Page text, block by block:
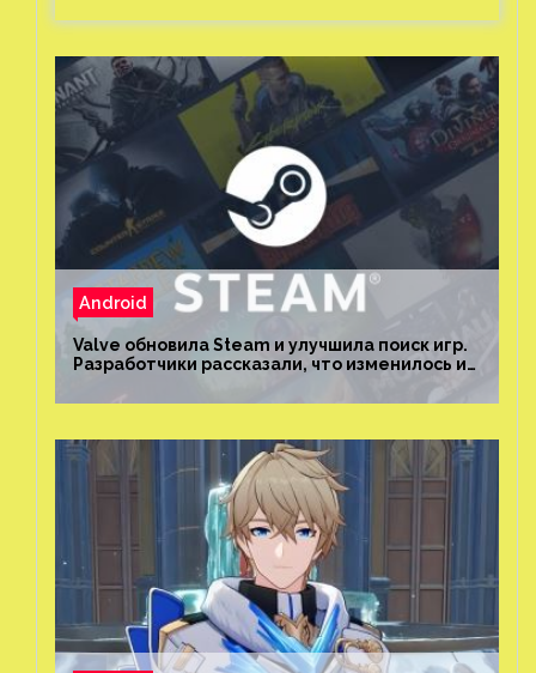
Android
Valve обновила Steam и улучшила поиск игр.
Разработчики рассказали, что изменилось и